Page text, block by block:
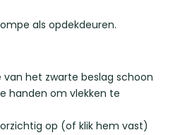
als opdekdeuren.
het zwarte beslag schoon
handen om vlekken te
op (of klik hem vast)